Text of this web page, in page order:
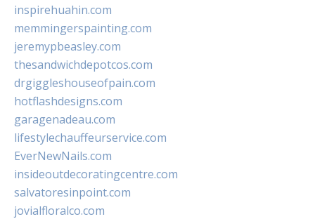
inspirehuahin.com
memmingerspainting.com
jeremypbeasley.com
thesandwichdepotcos.com
drgiggleshouseofpain.com
hotflashdesigns.com
garagenadeau.com
lifestylechauffeurservice.com
EverNewNails.com
insideoutdecoratingcentre.com
salvatoresinpoint.com
jovialfloralco.com